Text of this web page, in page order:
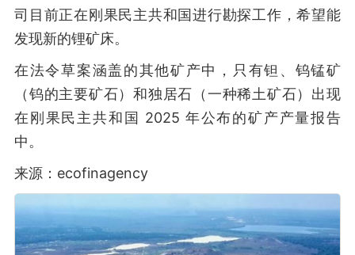
司目前正在刚果民主共和国进行勘探工作，希望能
发现新的锂矿床。
在法令草案涵盖的其他矿产中，只有钽、钨锰矿
（钨的主要矿石）和独居石（一种稀土矿石）出现
在刚果民主共和国 2025 年公布的矿产产量报告
中。
来源：ecofinagency